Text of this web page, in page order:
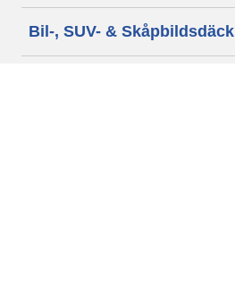
Bil-, SUV- & Skåpbildsdäck